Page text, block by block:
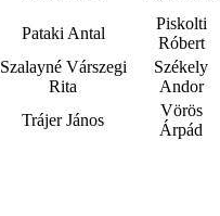
Pataki Antal
Piskolti
Róbert
Szalayné Várszegi
Rita
Székely
Andor
Trájer János
Vörös
Árpád